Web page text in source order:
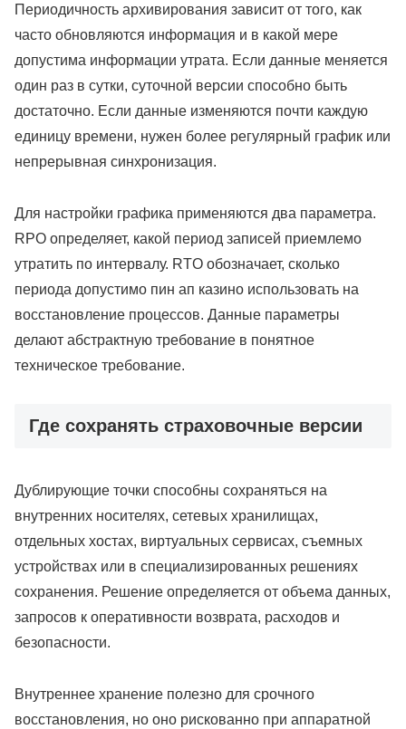
Периодичность архивирования зависит от того, как
часто обновляются информация и в какой мере
допустима информации утрата. Если данные меняется
один раз в сутки, суточной версии способно быть
достаточно. Если данные изменяются почти каждую
единицу времени, нужен более регулярный график или
непрерывная синхронизация.
Для настройки графика применяются два параметра.
RPO определяет, какой период записей приемлемо
утратить по интервалу. RTO обозначает, сколько
периода допустимо пин ап казино использовать на
восстановление процессов. Данные параметры
делают абстрактную требование в понятное
техническое требование.
Где сохранять страховочные версии
Дублирующие точки способны сохраняться на
внутренних носителях, сетевых хранилищах,
отдельных хостах, виртуальных сервисах, съемных
устройствах или в специализированных решениях
сохранения. Решение определяется от объема данных,
запросов к оперативности возврата, расходов и
безопасности.
Внутреннее хранение полезно для срочного
восстановления, но оно рискованно при аппаратной